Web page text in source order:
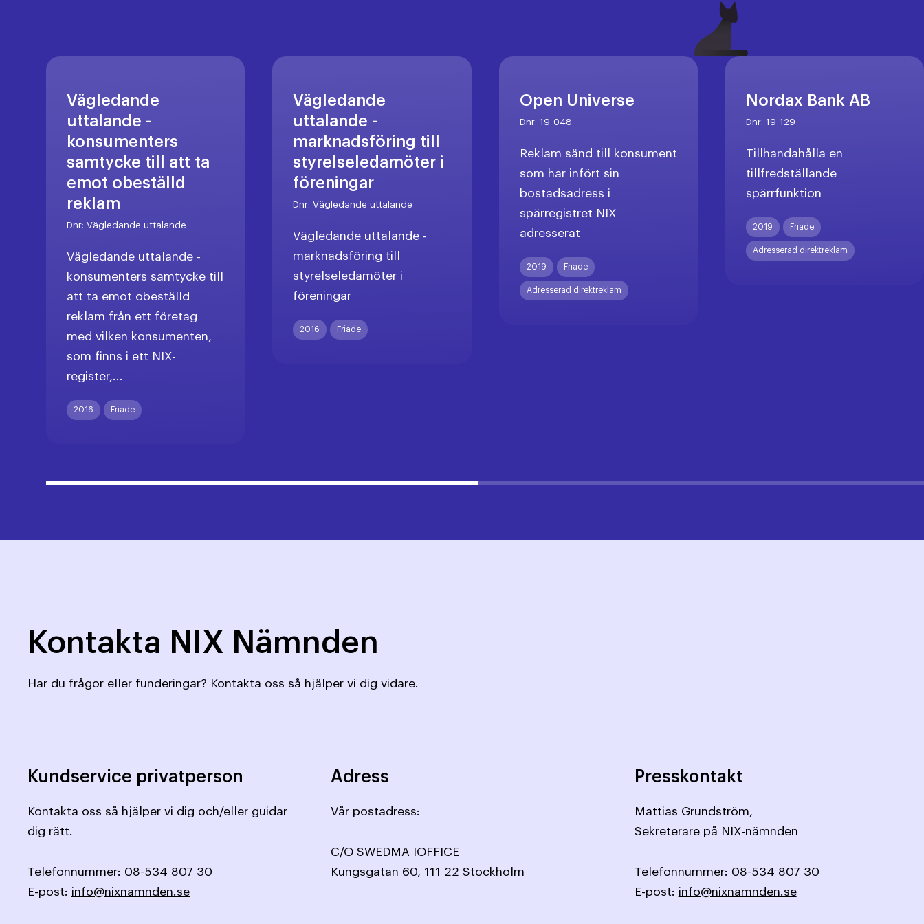
Vägledande
uttalande -
konsumenters
samtycke till att ta
emot obeställd
reklam
Dnr:Vägledande uttalande
Vägledande uttalande -
konsumenters samtycke till
att ta emot obeställd
reklam från ett företag
med vilken konsumenten,
som finns i ett NIX-
register,...
2016 Friade
Vägledande
uttalande -
marknadsföring till
styrelseledamöter i
föreningar
Dnr:Vägledande uttalande
Vägledande uttalande -
marknadsföring till
styrelseledamöter i
föreningar
2016 Friade
Open Universe
Dnr: 19-048
Reklam sänd till konsument
som har infört sin
bostadsadress i
spärregistret NIX
adresserat
2019 Friade
Adresserad direktreklam
Nordax Bank AB
Dnr: 19-129
Tillhandahålla en
tillfredställande
spärrfunktion
2019 Friade
Adresserad direktreklam
Kontakta NIX Nämnden
Har du frågor eller funderingar? Kontakta oss så hjälper vi dig vidare.
Kundservice privatperson
Kontakta oss så hjälper vi dig och/eller guidar
dig rätt.
Telefonnummer: 08-534 807 30
E-post: info@nixnamnden.se
Adress
Vår postadress:
C/O SWEDMA IOFFICE
Kungsgatan 60, 111 22 Stockholm
Presskontakt
Mattias Grundström,
Sekreterare på NIX-nämnden
Telefonnummer: 08-534 807 30
E-post: info@nixnamnden.se